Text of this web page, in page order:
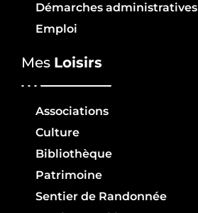
Démarches administratives
Emploi
Mes Loisirs
Associations
Culture
Bibliothèque
Patrimoine
Sentier de Randonnée